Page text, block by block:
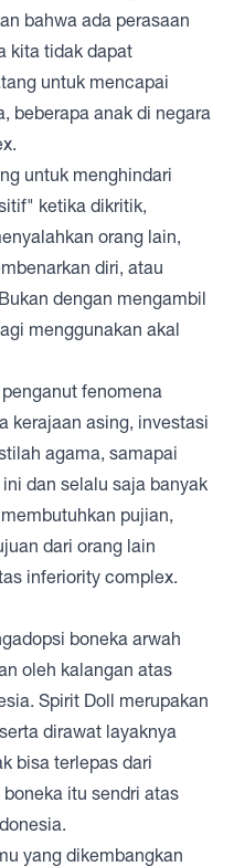
bahwa ada perasaan
kita tidak dapat
untuk mencapai
beberapa anak di negara
untuk menghindari
ketika dikritik,
orang lain,
diri, atau
dengan mengambil
menggunakan akal
fenomena
kerajaan asing, investasi
agama, samapai
dan selalu saja banyak
pujian,
dari orang lain
inferiority complex.
boneka arwah
oleh kalangan atas
Spirit Doll merupakan
dirawat layaknya
bisa terlepas dari
itu sendri atas
yang dikembangkan